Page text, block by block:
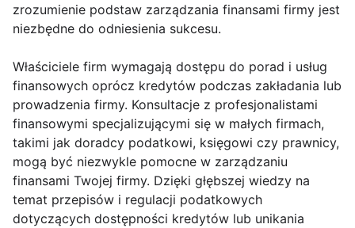
zrozumienie podstaw zarządzania finansami firmy jest
niezbędne do odniesienia sukcesu.
Właściciele firm wymagają dostępu do porad i usług
finansowych oprócz kredytów podczas zakładania lub
prowadzenia firmy. Konsultacje z profesjonalistami
finansowymi specjalizującymi się w małych firmach,
takimi jak doradcy podatkowi, księgowi czy prawnicy,
mogą być niezwykle pomocne w zarządzaniu
finansami Twojej firmy. Dzięki głębszej wiedzy na
temat przepisów i regulacji podatkowych
dotyczących dostępności kredytów lub unikania